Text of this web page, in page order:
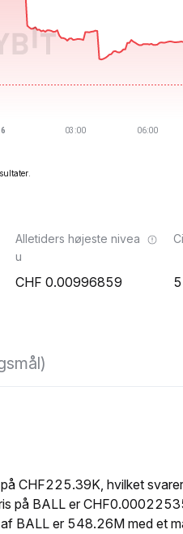
Alletiders højeste nivea
u
0.00996859
CHF225.39K, hvilket
på BALL er
BALL er 548.26M med et